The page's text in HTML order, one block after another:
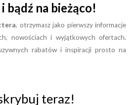
bądź na bieżąco!
, otrzymasz jako pierwszy informacje
nowościach i wyjątkowych ofertach.
rabatów i inspiracji prosto na
teraz!